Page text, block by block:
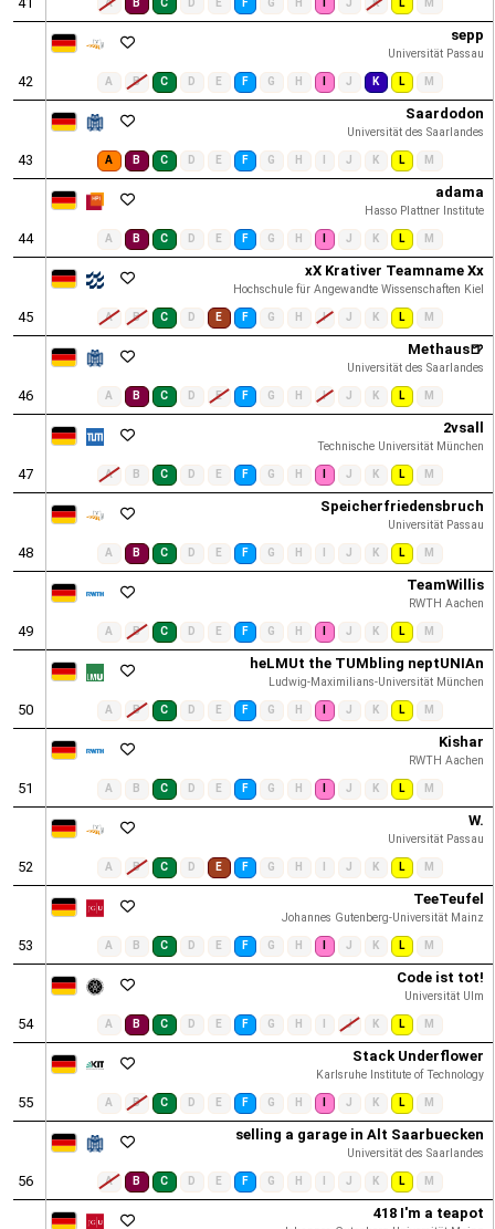
A B C D E F G H J K L M
sepp
Universität Passau
42 A B C D E F G H J K L M
Saardodon
Universität des Saarlandes
43 A B C D E F G H J K L M
adama
Hasso Plattner Institute
44 A B C D E F G H J K L M
xX Krativer Teamname Xx
Hochschule für Angewandte Wissenschaften Kiel
45 A B C D E F G H I J K L M
Methaus🍺
Universität des Saarlandes
46 A B C D E F G H I J K L M
2vsall
Technische Universität München
47 A B C D E F G H J K L M
Speicherfriedensbruch
Universität Passau
48 A B C D E F G H J K L M
TeamWillis
RWTH Aachen
49 A B C D E F G H J K L M
heLMUt the TUMbling neptUNIAn
Ludwig-Maximilians-Universität München
50 A B C D E F G H J K L M
Kishar
RWTH Aachen
51 A B C D E F G H J K L M
W.
Universität Passau
52 A B C D E F G H J K L M
TeeTeufel
Johannes Gutenberg-Universität Mainz
53 A B C D E F G H J K L M
Code ist tot!
Universität Ulm
54 A B C D E F G H J K L M
Stack Underflower
Karlsruhe Institute of Technology
55 A B C D E F G H J K L M
selling a garage in Alt Saarbuecken
Universität des Saarlandes
56 A B C D E F G H J K L M
418 I'm a teapot